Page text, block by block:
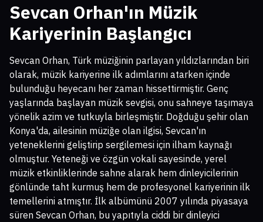
Sevcan Orhan'ın Müzik
Kariyerinin Başlangıcı
Sevcan Orhan, Türk müziğinin parlayan yıldızlarından biri
olarak, müzik kariyerine ilk adımlarını atarken içinde
bulunduğu heyecanı her zaman hissettirmiştir. Genç
yaşlarında başlayan müzik sevgisi, onu sahneye taşımaya
yönelik azim ve tutkuyla birleşmiştir. Doğduğu şehir olan
Konya'da, ailesinin müziğe olan ilgisi, Sevcan'ın
yeteneklerini geliştirip sergilemesi için ilham kaynağı
olmuştur. Yeteneği ve özgün vokali sayesinde, yerel
müzik etkinliklerinde sahne alarak hem dinleyicilerinin
gönlünde taht kurmuş hem de profesyonel kariyerinin ilk
temellerini atmıştır. İlk albümünü 2007 yılında piyasaya
süren Sevcan Orhan, bu yapıtıyla ciddi bir dinleyici